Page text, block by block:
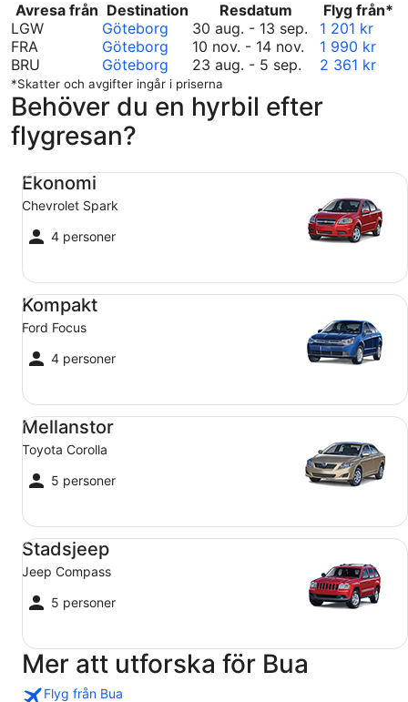
Avresa från Destination Resdatum
Flyg från*
LGW
Göteborg 30 aug. - 13 sep. augusti
30
till
13
1 201 kr
FRA
Göteborg 10 nov. - 14 nov. november
november
14
1 990 kr
BRU
Göteborg 23 aug. - 5 sep. augusti
till
september
2 361 kr
*Skatter och avgifter ingår i priserna
Behöver du en hyrbil efter
flygresan?
Ekonomi
Chevrolet Spark
4 personer
Ekonomi Chevrolet Spark
Kompakt
Ford Focus
4 personer
Kompakt Ford Focus
Mellanstor
Toyota Corolla
5 personer
Mellanstor Toyota Corolla
Stadsjeep
Jeep Compass
5 personer
Stadsjeep Jeep Compass
Mer att utforska för Bua
Flyg från Bua